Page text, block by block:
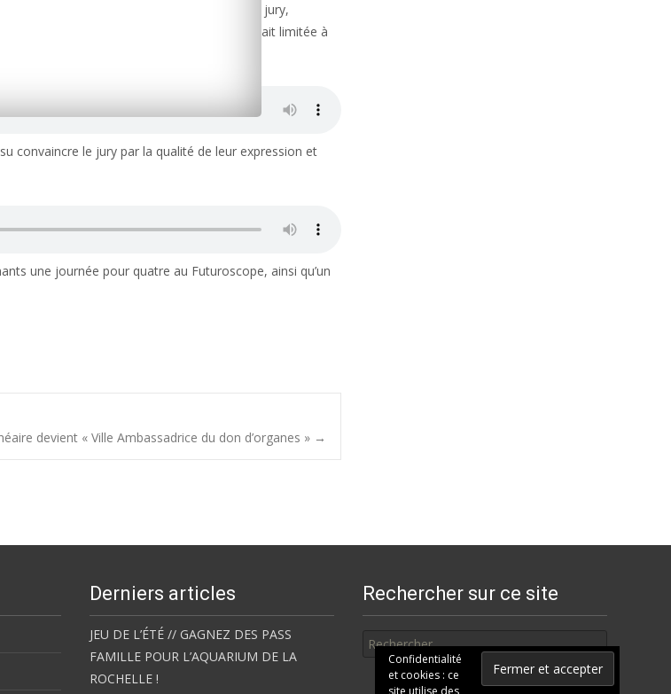
maire en charge des affaires scolaires, le jury,
compétition sur leur prise de parole qui était limitée à
convaincre le jury par la qualité de leur expression et
une journée pour quatre au Futuroscope, ainsi qu’un
devient « Ville Ambassadrice du don d’organes » →
Derniers articles
JEU DE L’ÉTÉ // GAGNEZ DES PASS
FAMILLE POUR L’AQUARIUM DE LA
ROCHELLE !
Rechercher sur ce site
Confidentialité
et cookies : ce